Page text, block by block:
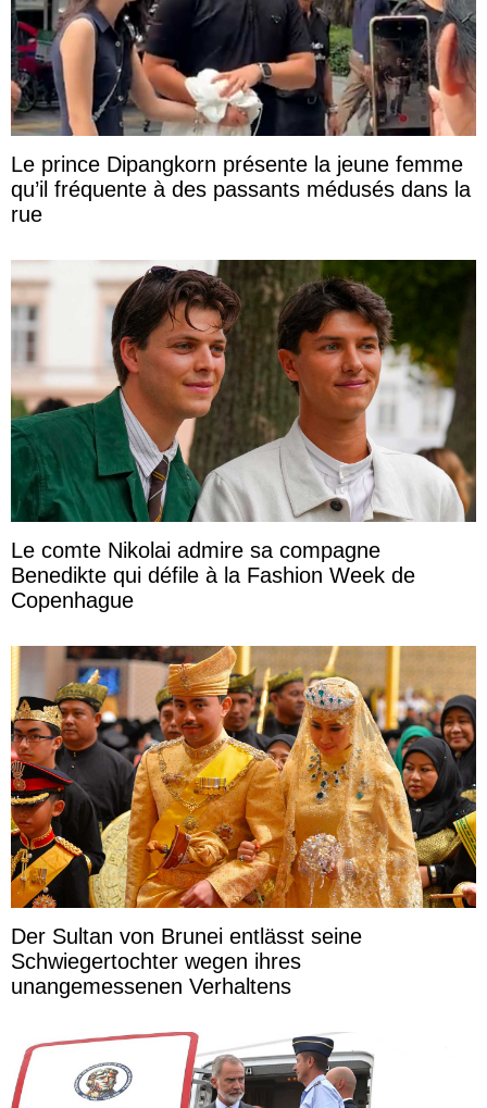
Le prince Dipangkorn présente la jeune femme
qu’il fréquente à des passants médusés dans la
rue
Le comte Nikolai admire sa compagne
Benedikte qui défile à la Fashion Week de
Copenhague
Der Sultan von Brunei entlässt seine
Schwiegertochter wegen ihres
unangemessenen Verhaltens